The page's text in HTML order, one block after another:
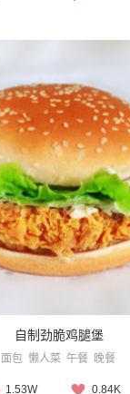
自制劲脆鸡腿堡
面包 懒人菜 午餐 晚餐
1.53W 0.84K